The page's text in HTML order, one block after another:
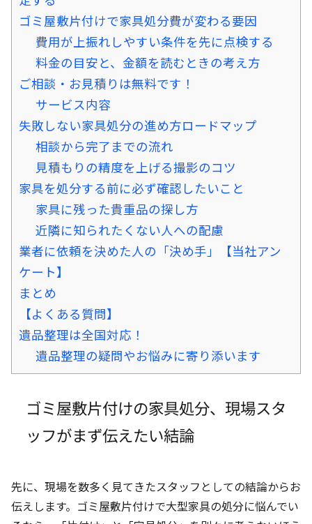
ゴミ屋敷片付けで家具処分費が変わる要因
費用が上振れしやすい条件を先に点検する
料金の目安と、金額を読むときの考え方
ご相談・お見積りは無料です！
サービス内容
失敗しない家具処分の進め方ロードマップ
相談から完了までの流れ
見積もりの精度を上げる撮影のコツ
家具を処分する前に必ず確認したいこと
家具に残った貴重品の探し方
近隣に知られたくない人への配慮
業者に依頼を決めた人の「決め手」【当社アン
ケート】
まとめ
【よくある質問】
遺品整理は全国対応！
遺品整理の疑問やお悩みに寄り添います
ゴミ屋敷片付けの家具処分、現場スタ
ッフがまず伝えたい結論
先に、現場を数多く見てきたスタッフとしての結論からお
伝えします。ゴミ屋敷片付けで大型家具の処分に悩んでい